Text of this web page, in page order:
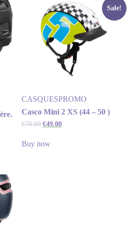
Sale!
CASQUESPROMO
Casco Mini 2 XS (44 – 50 )
€70.00 €49.00
Buy now